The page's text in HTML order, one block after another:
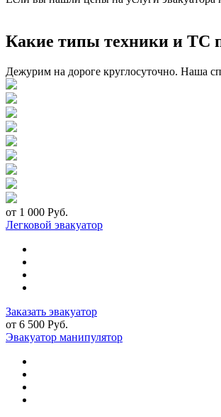
Какие типы техники и ТС
Дежурим на дороге круглосуточно. Наша
от 1 000 Руб.
Легковой эвакуатор
Заказать эвакуатор
от 6 500 Руб.
Эвакуатор манипулятор